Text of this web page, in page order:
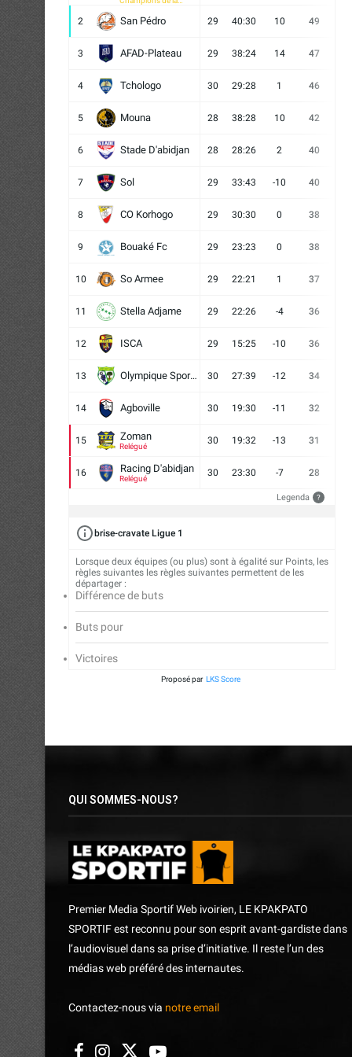
2 San Pédro 29 40:30 10 49
3 AFAD-Plateau 29 38:24 14 47
4 Tchologo 30 29:28 1 46
5 Mouna 28 38:28 10 42
6 Stade D'abidjan 28 28:26 2 40
7 Sol 29 33:43 -10 40
8 CO Korhogo 29 30:30 0 38
9 Bouaké Fc 29 23:23 0 38
10 So Armee 29 22:21 1 37
11 Stella Adjame 29 22:26 -4 36
12 ISCA 29 15:25 -10 36
13 Olympique Sport d'Abobo FC 30 27:39 -12 34
14 Agboville 30 19:30 -11 32
15 Zoman
Relégué
30 19:32 -13 31
16 Racing D'abidjan
Relégué
30 23:30 -7 28
Legenda ?
brise-cravate Ligue 1
Lorsque deux équipes (ou plus) sont à égalité sur Points, les
règles suivantes les règles suivantes permettent de les
départager :
Différence de buts
Buts pour
Victoires
Proposé par LKS Score
QUI SOMMES-NOUS?
Premier Media Sportif Web ivoirien, LE KPAKPATO
SPORTIF est reconnu pour son esprit avant-gardiste dans
l’audiovisuel dans sa prise d’initiative. Il reste l’un des
médias web préféré des internautes.
Contactez-nous via notre email